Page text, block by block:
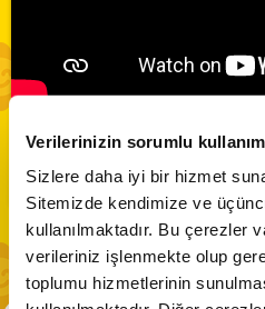
Verilerinizin sorumlu
Sizlere daha iyi bir hizmet
Sitemizde kendimize ve
kullanılmaktadır. Bu çerezler
verileriniz işlenmekte olup
toplumu hizmetlerinin
PROGRAMLAR
Maceracı Yüzgeçler
Bi' Adada Bi' Arada
Arı Maya
Çupi
Akika ve Sahara
VİDEO
CANLI YAYIN
Neşeli Dünyam | Özel